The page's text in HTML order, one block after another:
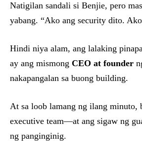
Natigilan sandali si Benjie, pero
yabang. “Ako ang security dito.
Hindi niya alam, ang lalaking
ay ang mismong CEO at founder
nakapangalan sa buong building.
At sa loob lamang ng ilang minuto,
executive team—at ang sigaw ng
ng panginginig.